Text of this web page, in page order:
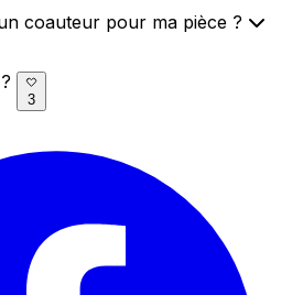
coauteur pour ma pièce ?
3